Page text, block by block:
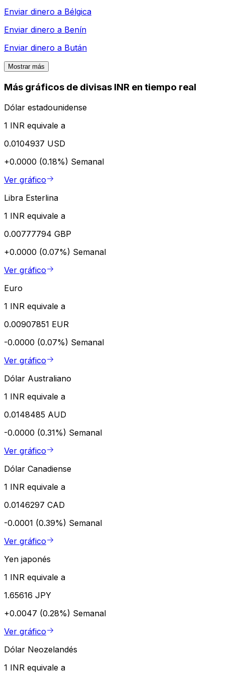
Enviar dinero a Bélgica
Enviar dinero a Benín
Enviar dinero a Bután
Mostrar más
Más gráficos de divisas INR en tiempo real
Dólar estadounidense
1 INR equivale a
0.0104937 USD
+0.0000 (0.18%) Semanal
Ver gráfico
Libra Esterlina
1 INR equivale a
0.00777794 GBP
+0.0000 (0.07%) Semanal
Ver gráfico
Euro
1 INR equivale a
0.00907851 EUR
-0.0000 (0.07%) Semanal
Ver gráfico
Dólar Australiano
1 INR equivale a
0.0148485 AUD
-0.0000 (0.31%) Semanal
Ver gráfico
Dólar Canadiense
1 INR equivale a
0.0146297 CAD
-0.0001 (0.39%) Semanal
Ver gráfico
Yen japonés
1 INR equivale a
1.65616 JPY
+0.0047 (0.28%) Semanal
Ver gráfico
Dólar Neozelandés
1 INR equivale a